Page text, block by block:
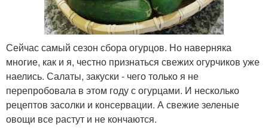
Сейчас самый сезон сбора огурцов. Но наверняка
многие, как и я, честно признаться свежих огурчиков уже
наелись. Салаты, закуски - чего только я не
перепробовала в этом году с огурцами. И несколько
рецептов засолки и консервации. А свежие зеленые
овощи все растут и не кончаются.